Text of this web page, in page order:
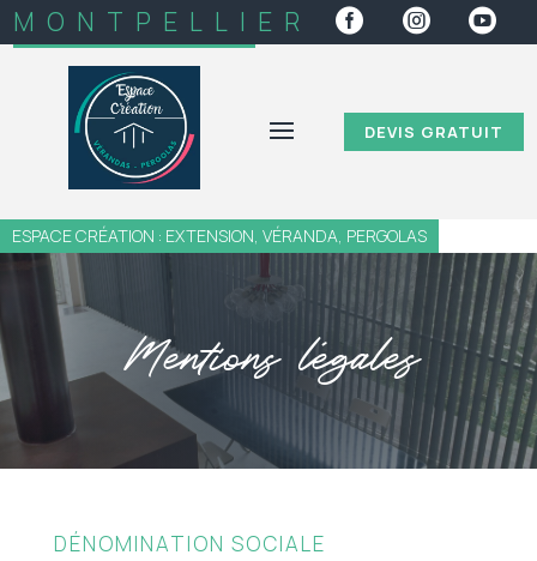
MONTPELLIER   
DEVIS GRATUIT
ESPACE CRÉATION : EXTENSION, VÉRANDA, PERGOLAS
Mentions légales
DÉNOMINATION SOCIALE